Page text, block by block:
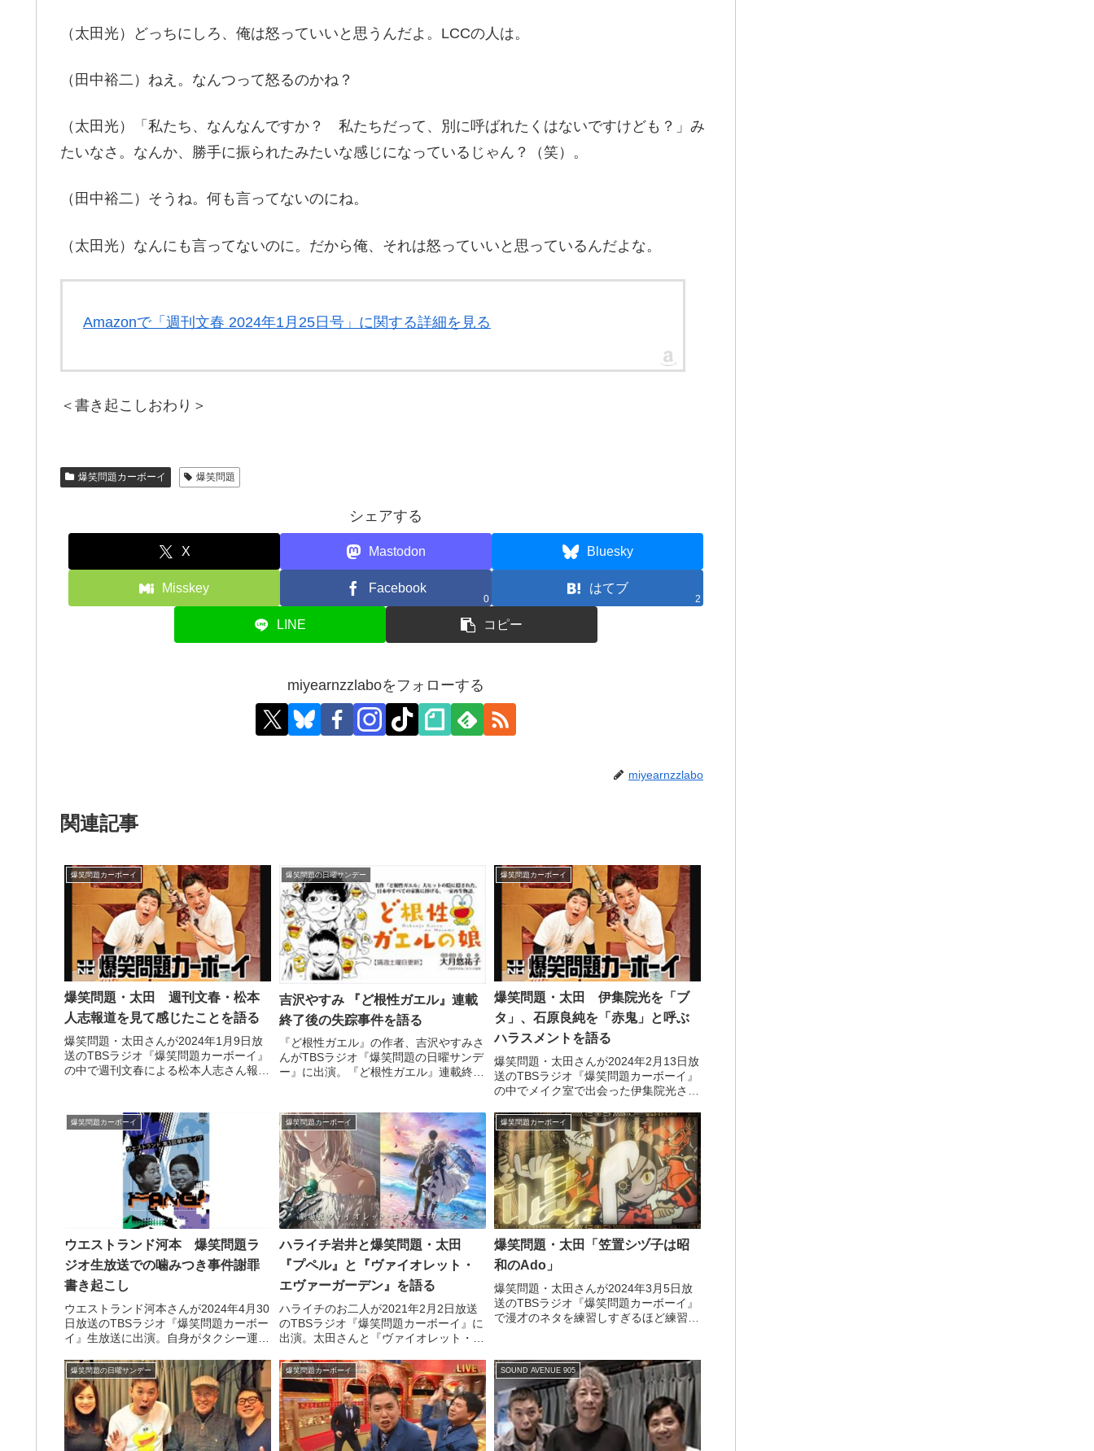
（太田光）どっちにしろ、俺は怒っていいと思うんだよ。LCCの人は。
（田中裕二）ねえ。なんつって怒るのかね？
（太田光）「私たち、なんなんですか？ 私たちだって、別に呼ばれたくはないですけども？」み
たいなさ。なんか、勝手に振られたみたいな感じになっているじゃん？（笑）。
（田中裕二）そうね。何も言ってないのにね。
（太田光）なんにも言ってないのに。だから俺、それは怒っていいと思っているんだよな。
Amazonで「週刊文春 2024年1月25日号」に関する詳細を見る
＜書き起こしおわり＞
爆笑問題カーボーイ 爆笑問題
シェアする
X Mastodon Bluesky
Misskey Facebook
0
はてブ
2
LINE コピー
miyearnzzlaboをフォローする
miyearnzzlabo
関連記事
爆笑問題カーボーイ
爆笑問題・太田 週刊文春・松本
人志報道を見て感じたことを語る
爆笑問題・太田さんが2024年1月9日放
送のTBSラジオ『爆笑問題カーボーイ』
の中で週刊文春による松本人志さん報道
爆笑問題の日曜サンデー
吉沢やすみ 『ど根性ガエル』連載
終了後の失踪事件を語る
『ど根性ガエル』の作者、吉沢やすみさ
んがTBSラジオ『爆笑問題の日曜サンデ
ー』に出演。『ど根性ガエル』連載終了
いました。（田中裕二）まあでも、ど根
性ガエルって我々が子ど...
爆笑問題カーボーイ
爆笑問題・太田 伊集院光を「ブ
タ」、石原良純を「赤鬼」と呼ぶ
ハラスメントを語る
爆笑問題・太田さんが2024年2月13日放
送のTBSラジオ『爆笑問題カーボーイ』
の中でメイク室で出会った伊集院光さん
呼んで「文春に訴えてやる！」と言われ
たことについて話していました。
爆笑問題カーボーイ
ウエストランド河本 爆笑問題ラ
ジオ生放送での噛みつき事件謝罪
書き起こし
ウエストランド河本さんが2024年4月30
日放送のTBSラジオ『爆笑問題カーボー
イ』生放送に出演。自身がタクシー運転
行をした事件について、謝罪をしていま
した。
爆笑問題カーボーイ
ハライチ岩井と爆笑問題・太田
『プペル』と『ヴァイオレット・
エヴァーガーデン』を語る
ハライチのお二人が2021年2月2日放送
のTBSラジオ『爆笑問題カーボーイ』に
出演。太田さんと『ヴァイオレット・エ
のプペル』について話していました。
爆笑問題カーボーイ
爆笑問題・太田「笠置シヅ子は昭
和のAdo」
爆笑問題・太田さんが2024年3月5日放
送のTBSラジオ『爆笑問題カーボーイ』
で漫才のネタを練習しすぎるほど練習し
さんやドラマ『ブギウギ』に言及し、
「笠置シヅ子は昭和のAdoだと思った」
と話していました。
爆笑問題の日曜サンデー 爆笑問題カーボーイ SOUND AVENUE 905